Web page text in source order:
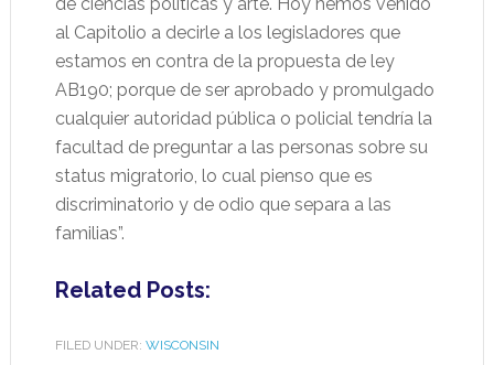
al Capitolio a decirle a los legisladores que
estamos en contra de la propuesta de ley
AB190; porque de ser aprobado y promulgado
cualquier autoridad pública o policial tendría la
facultad de preguntar a las personas sobre su
status migratorio, lo cual pienso que es
discriminatorio y de odio que separa a las
familias”.
Related Posts:
FILED UNDER: WISCONSIN